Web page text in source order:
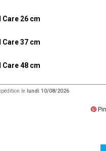
Care 26 cm
Care 37 cm
Care 48 cm
le lundi 10/08/2026